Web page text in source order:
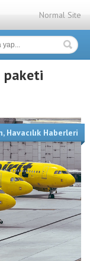
Normal Site
paketi
, Havacılık Haberleri